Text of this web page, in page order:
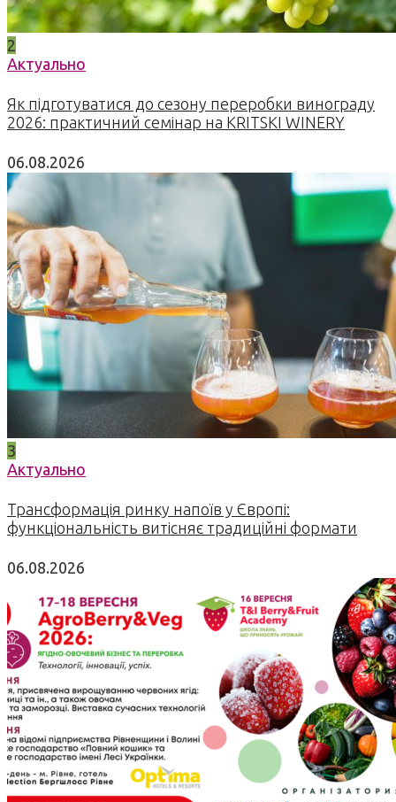
2
Актуально
Як підготуватися до сезону переробки винограду
2026: практичний семінар на KRITSKI WINERY
06.08.2026
3
Актуально
Трансформація ринку напоїв у Європі:
функціональність витісняє традиційні формати
06.08.2026